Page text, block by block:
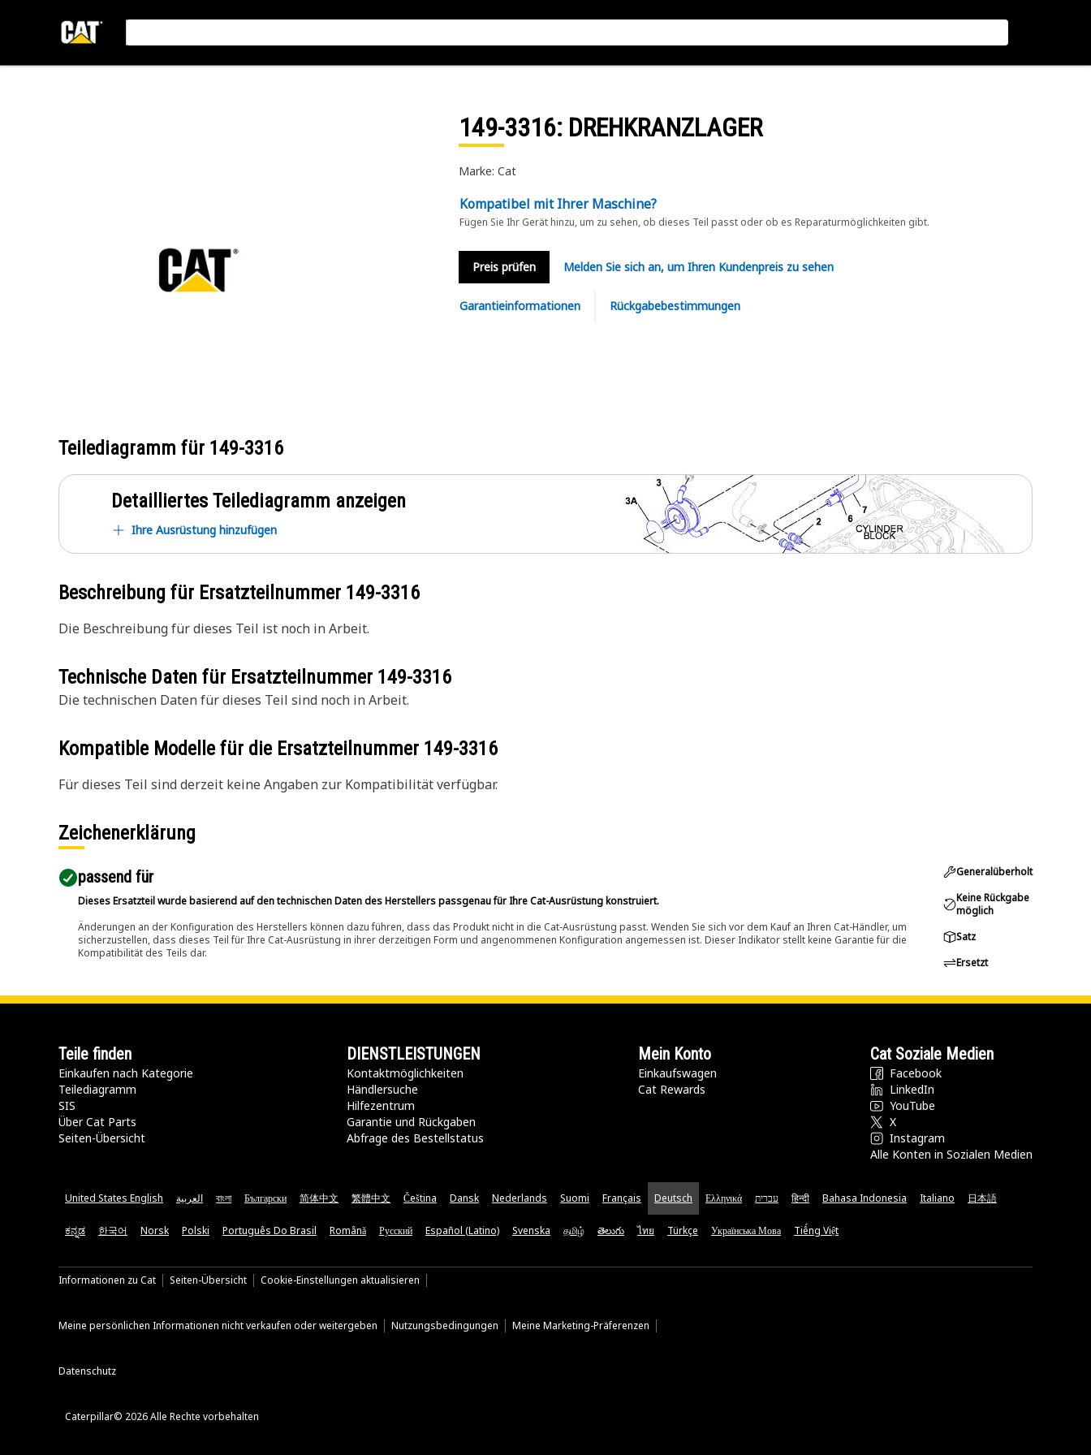
149-3316: DREHKRANZLAGER
Marke: Cat
Kompatibel mit Ihrer Maschine?
Fügen Sie Ihr Gerät hinzu, um zu sehen, ob dieses Teil passt oder ob es Reparaturmöglichkeiten gibt.
Preis prüfen Melden Sie sich an, um Ihren Kundenpreis zu sehen
Garantieinformationen Rückgabebestimmungen
Teilediagramm für 149-3316
Detailliertes Teilediagramm anzeigen
Ihre Ausrüstung hinzufügen
Beschreibung für Ersatzteilnummer 149-3316
Die Beschreibung für dieses Teil ist noch in Arbeit.
Technische Daten für Ersatzteilnummer 149-3316
Die technischen Daten für dieses Teil sind noch in Arbeit.
Kompatible Modelle für die Ersatzteilnummer 149-3316
Für dieses Teil sind derzeit keine Angaben zur Kompatibilität verfügbar.
Zeichenerklärung
passend für​
Dieses Ersatzteil wurde basierend auf den technischen Daten des Herstellers passgenau für Ihre Cat-Ausrüstung konstruiert.
Änderungen an der Konfiguration des Herstellers können dazu führen, dass das Produkt nicht in die Cat-Ausrüstung passt. Wenden Sie sich vor dem Kauf an Ihren Cat-Händler, um
sicherzustellen, dass dieses Teil für Ihre Cat-Ausrüstung in ihrer derzeitigen Form und angenommenen Konfiguration angemessen ist. Dieser Indikator stellt keine Garantie für die
Kompatibilität des Teils dar.
Generalüberholt
Keine Rückgabe
möglich
Satz
Ersetzt
Teile finden
Einkaufen nach Kategorie
Teilediagramm
SIS
Über Cat Parts
Seiten-Übersicht
DIENSTLEISTUNGEN
Kontaktmöglichkeiten​
Händlersuche
Hilfezentrum
Garantie und Rückgaben
Abfrage des Bestellstatus
Mein Konto
Einkaufswagen
Cat Rewards
Cat Soziale Medien
Facebook
LinkedIn
YouTube
X
Instagram
Alle Konten in Sozialen Medien
United States English العربية বাংলা Български 简体中文 繁體中文 Čeština Dansk Nederlands Suomi Français Deutsch Ελληνικά עברית हिन्दी Bahasa Indonesia Italiano 日本語
ಕನ್ನಡ 한국어 Norsk Polski Português Do Brasil Română Русский Español (Latino) Svenska தமிழ் తెలుగు ไทย Türkçe Українська Мова Tiếng Việt
Informationen zu Cat Seiten-Übersicht Cookie-Einstellungen aktualisieren
Meine persönlichen Informationen nicht verkaufen oder weitergeben Nutzungsbedingungen Meine Marketing-Präferenzen
Datenschutz
Caterpillar© 2026 Alle Rechte vorbehalten